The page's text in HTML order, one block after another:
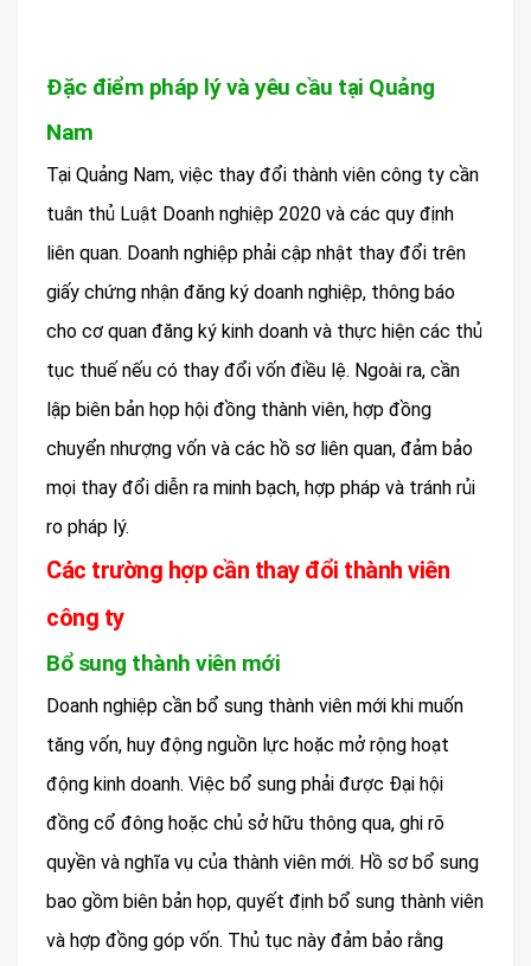
Đặc điểm pháp lý và yêu cầu tại Quảng
Nam
Tại Quảng Nam, việc thay đổi thành viên công ty cần
tuân thủ Luật Doanh nghiệp 2020 và các quy định
liên quan. Doanh nghiệp phải cập nhật thay đổi trên
giấy chứng nhận đăng ký doanh nghiệp, thông báo
cho cơ quan đăng ký kinh doanh và thực hiện các thủ
tục thuế nếu có thay đổi vốn điều lệ. Ngoài ra, cần
lập biên bản họp hội đồng thành viên, hợp đồng
chuyển nhượng vốn và các hồ sơ liên quan, đảm bảo
mọi thay đổi diễn ra minh bạch, hợp pháp và tránh rủi
ro pháp lý.
Các trường hợp cần thay đổi thành viên
công ty
Bổ sung thành viên mới
Doanh nghiệp cần bổ sung thành viên mới khi muốn
tăng vốn, huy động nguồn lực hoặc mở rộng hoạt
động kinh doanh. Việc bổ sung phải được Đại hội
đồng cổ đông hoặc chủ sở hữu thông qua, ghi rõ
quyền và nghĩa vụ của thành viên mới. Hồ sơ bổ sung
bao gồm biên bản họp, quyết định bổ sung thành viên
và hợp đồng góp vốn. Thủ tục này đảm bảo rằng